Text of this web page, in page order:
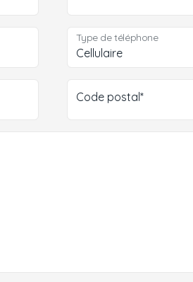
Type de téléphone
Code postal*